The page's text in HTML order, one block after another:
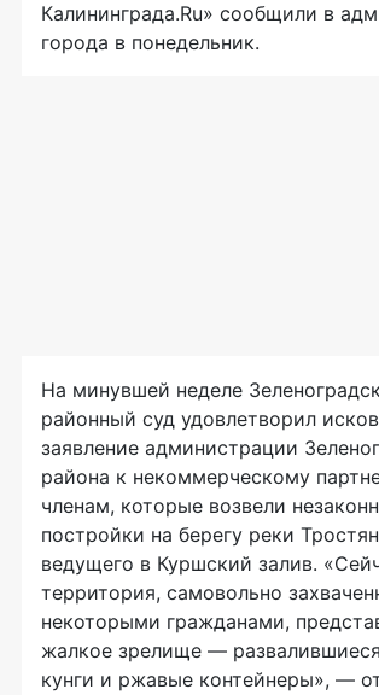
Калининграда.Ru» сообщили в
города в понедельник.
На минувшей неделе
районный суд удовлетворил
заявление администрации
района к некоммерческому
членам, которые возвели
постройки на берегу реки
ведущего в Куршский залив.
территория, самовольно
некоторыми гражданами,
жалкое зрелище —
кунги и ржавые контейнеры», —